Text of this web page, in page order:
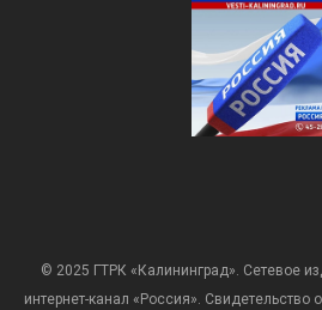
© 2025 ГТРК «Калининград». Сетевое
интернет-канал «Россия».